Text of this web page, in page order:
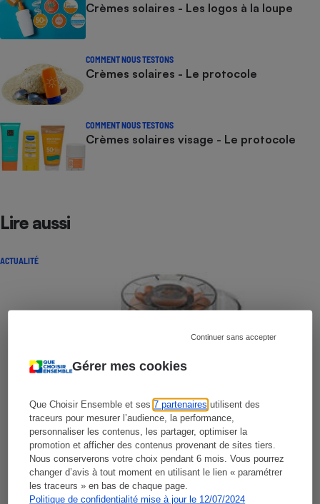
Gérer mes cookies
Que Choisir Ensemble et ses7 partenaires utilisent des
traceurs pour mesurer l’audience, la performance,
personnaliser les contenus, les partager, optimiser la
promotion et afficher des contenus provenant de sites tiers.
Nous conserverons votre choix pendant 6 mois. Vous pourrez
changer d’avis à tout moment en utilisant le lien « paramétrer
les traceurs » en bas de chaque page.
Politique de confidentialité mise à jour le 12/07/2024
Continuer sans accepter
Crèmes solaires - Les logos à la loupe
COMMENT NOUS TESTONS
Crèmes solaires - Le protocole
COMMENT NOUS TESTONS
Crèmes solaires visage - Le protocole
Lire aussi
ACTUALITÉ